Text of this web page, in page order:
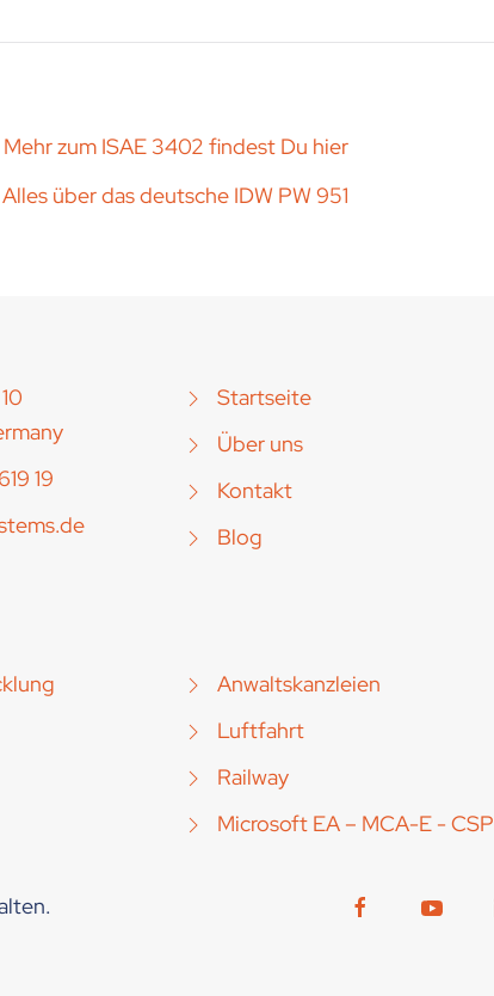
Mehr zum ISAE 3402 findest Du hier
Alles über das deutsche IDW PW 951
19
Startseite
Über uns
Kontakt
Blog
Anwaltskanzleien
Luftfahrt
Railway
Microsoft EA – MCA-E - CSP